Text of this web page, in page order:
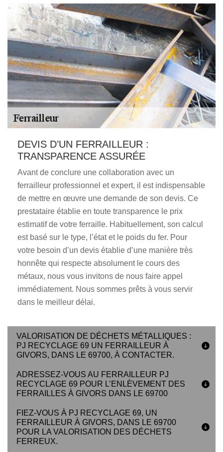
DEVIS D’UN FERRAILLEUR :
TRANSPARENCE ASSURÉE
Avant de conclure une collaboration avec un
ferrailleur professionnel et expert, il est indispensable
de mettre en œuvre une demande de son devis. Ce
prestataire établie en toute transparence le prix
estimatif de votre ferraille. Habituellement, son calcul
est basé sur le type, l’état et le poids du fer. Pour
votre besoin d’un devis établie d’une manière très
honnête qui respecte absolument le cours des
métaux, nous vous invitons de nous faire appel
immédiatement. Nous sommes prêts à vous servir
dans le meilleur délai.
VALORISATION DE DÉCHETS MÉTALLIQUES :
PJ RECYCLAGE 69 UN FERRAILLEUR À
GIVORS, DANS LE 69700, À CONTACTER.
ADRESSEZ-VOUS AU FERRAILLEUR PJ
RECYCLAGE 69 POUR L’ENLÈVEMENT DES
FERRAILLES À GIVORS DANS LE 69700
FIEZ-VOUS À PJ RECYCLAGE 69, UN
FERRAILLEUR À GIVORS, DANS LE 69700
POUR LA VALORISATION DES DÉCHETS
FERREUX.